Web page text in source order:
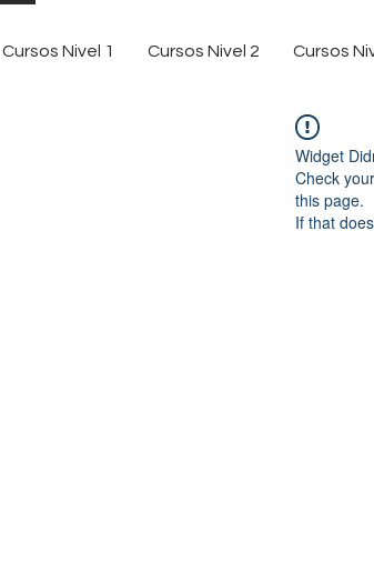
Cursos Nivel 1 Cursos Nivel 2 Cursos
Widget
Check
this page.
If that